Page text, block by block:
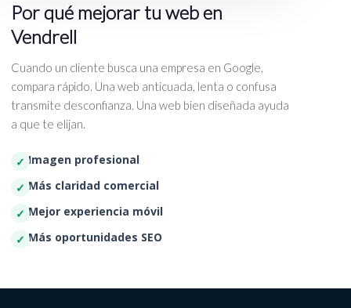
Por qué mejorar tu web en
Vendrell
Cuando un cliente busca una empresa en Google,
compara rápido. Una web anticuada, lenta o confusa
transmite desconfianza. Una web bien diseñada ayuda
a que te elijan.
Imagen profesional
Más claridad comercial
Mejor experiencia móvil
Más oportunidades SEO